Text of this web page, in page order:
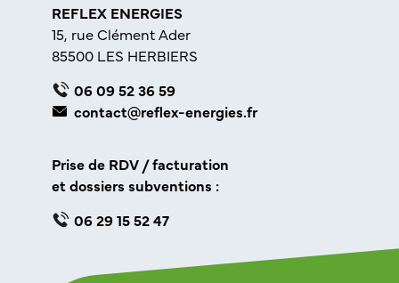
REFLEX ENERGIES
15, rue Clément Ader
85500 LES HERBIERS
06 09 52 36 59
contact@reflex-energies.fr
Prise de RDV / facturation
et dossiers subventions :
06 29 15 52 47